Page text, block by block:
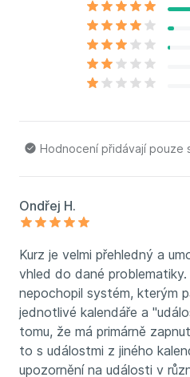
Hodnocení přidávají pouze
Ondřej H.
Kurz je velmi přehledný a
vhled do dané problematiky.
nepochopil systém, kterým
jednotlivé kalendáře a
tomu, že má primárně
to s událostmi z jiného
upozornění na události v